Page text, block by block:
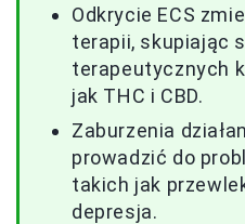
Odkrycie ECS
terapii, skupiając
terapeutycznych
jak THC i CBD.
Zaburzenia
prowadzić do
takich jak
depresja.